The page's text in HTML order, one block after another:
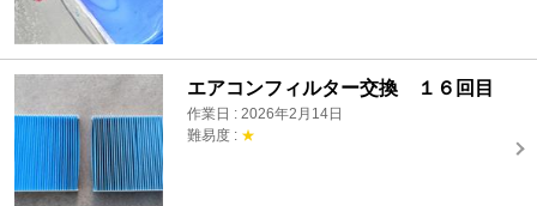
エアコンフィルター交換 １６回目
作業日 : 2026年2月14日
難易度 : ★